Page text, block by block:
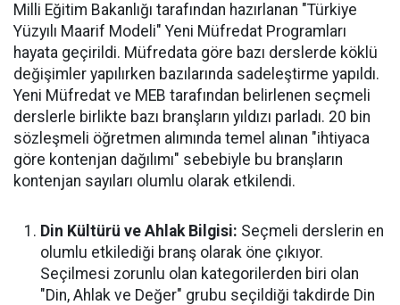
Milli Eğitim Bakanlığı tarafından hazırlanan "Türkiye
Yüzyılı Maarif Modeli" Yeni Müfredat Programları
hayata geçirildi. Müfredata göre bazı derslerde köklü
değişimler yapılırken bazılarında sadeleştirme yapıldı.
Yeni Müfredat ve MEB tarafından belirlenen seçmeli
derslerle birlikte bazı branşların yıldızı parladı. 20 bin
sözleşmeli öğretmen alımında temel alınan "ihtiyaca
göre kontenjan dağılımı" sebebiyle bu branşların
kontenjan sayıları olumlu olarak etkilendi.
Din Kültürü ve Ahlak Bilgisi: Seçmeli derslerin en
olumlu etkilediği branş olarak öne çıkıyor.
Seçilmesi zorunlu olan kategorilerden biri olan
"Din, Ahlak ve Değer" grubu seçildiği takdirde Din